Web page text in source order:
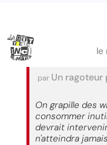
le
par Un ragoteur
On grapille des
consommer
devrait
n'atteindra